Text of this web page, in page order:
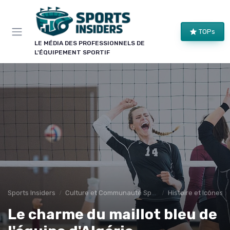
LE MÉDIA DES PROFESSIONNELS DE
L'ÉQUIPEMENT SPORTIF
TOPs
Sports Insiders Culture et Communauté Sportive Histoire et Icônes
Le charme du maillot bleu de
×
LE CLUB SPORTS INSIDERS
Rejoignez le club !
Bons plans sur le matériel de structure, alertes
pièces et séries, et les enseignements de nos
comparatifs avant leur publication. Pour ceux qui
équipent un club, une salle ou une collectivité.
Bons plans matériel Alertes pièces
Avant-premières Normes & sécurité
Panneau de gestion des cookies